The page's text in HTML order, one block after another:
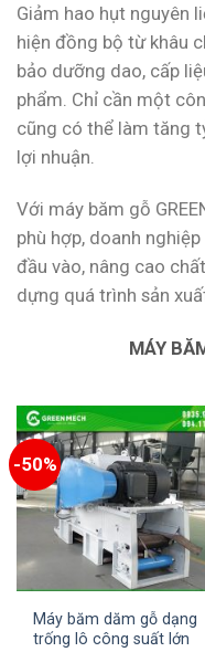
Giảm hao hụt nguyên
hiện đồng bộ từ khâu
bảo dưỡng dao, cấp
phẩm. Chỉ cần một
cũng có thể làm tăng
lợi nhuận.
Với máy băm gỗ
phù hợp, doanh
đầu vào, nâng cao
dựng quá trình sản
MÁY
-50%
Máy băm dăm gỗ dạng
trống lô công suất lớn